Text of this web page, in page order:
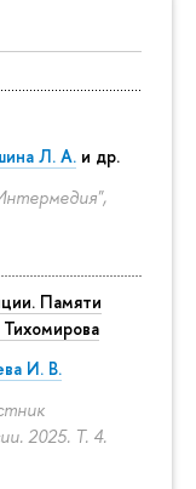
Л. А. и др.
Памяти
И. В.
2025. Т. 4.